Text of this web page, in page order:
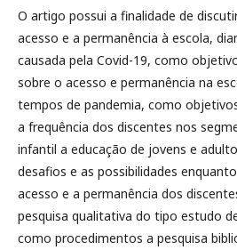
O artigo possui a finalidade de
acesso e a permanência à escola,
causada pela Covid-19, como
sobre o acesso e permanência na
tempos de pandemia, como
a frequência dos discentes nos
infantil a educação de jovens e
desafios e as possibilidades
acesso e a permanência dos
pesquisa qualitativa do tipo estudo
como procedimentos a pesquisa